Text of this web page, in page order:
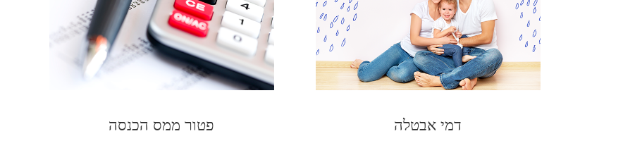
דמי אבטלה פטור ממס הכנסה